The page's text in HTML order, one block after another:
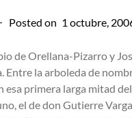
Posted on 1 octubre,
de Orellana-Pizarro y
Entre la arboleda de
esa primera larga mitad
el de don Gutierre